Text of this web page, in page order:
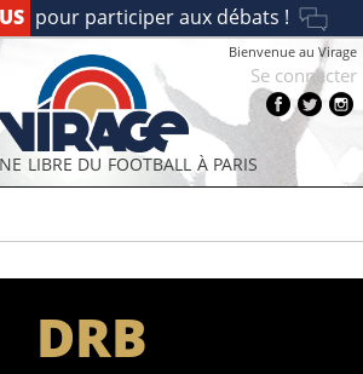
pour participer aux débats !
LIBRE DU FOOTBALL À PARIS
Bienvenue au Virage
Se connecter
DRB